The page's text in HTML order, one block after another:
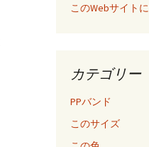
このWebサイト
カテゴリー
PPバンド
このサイズ